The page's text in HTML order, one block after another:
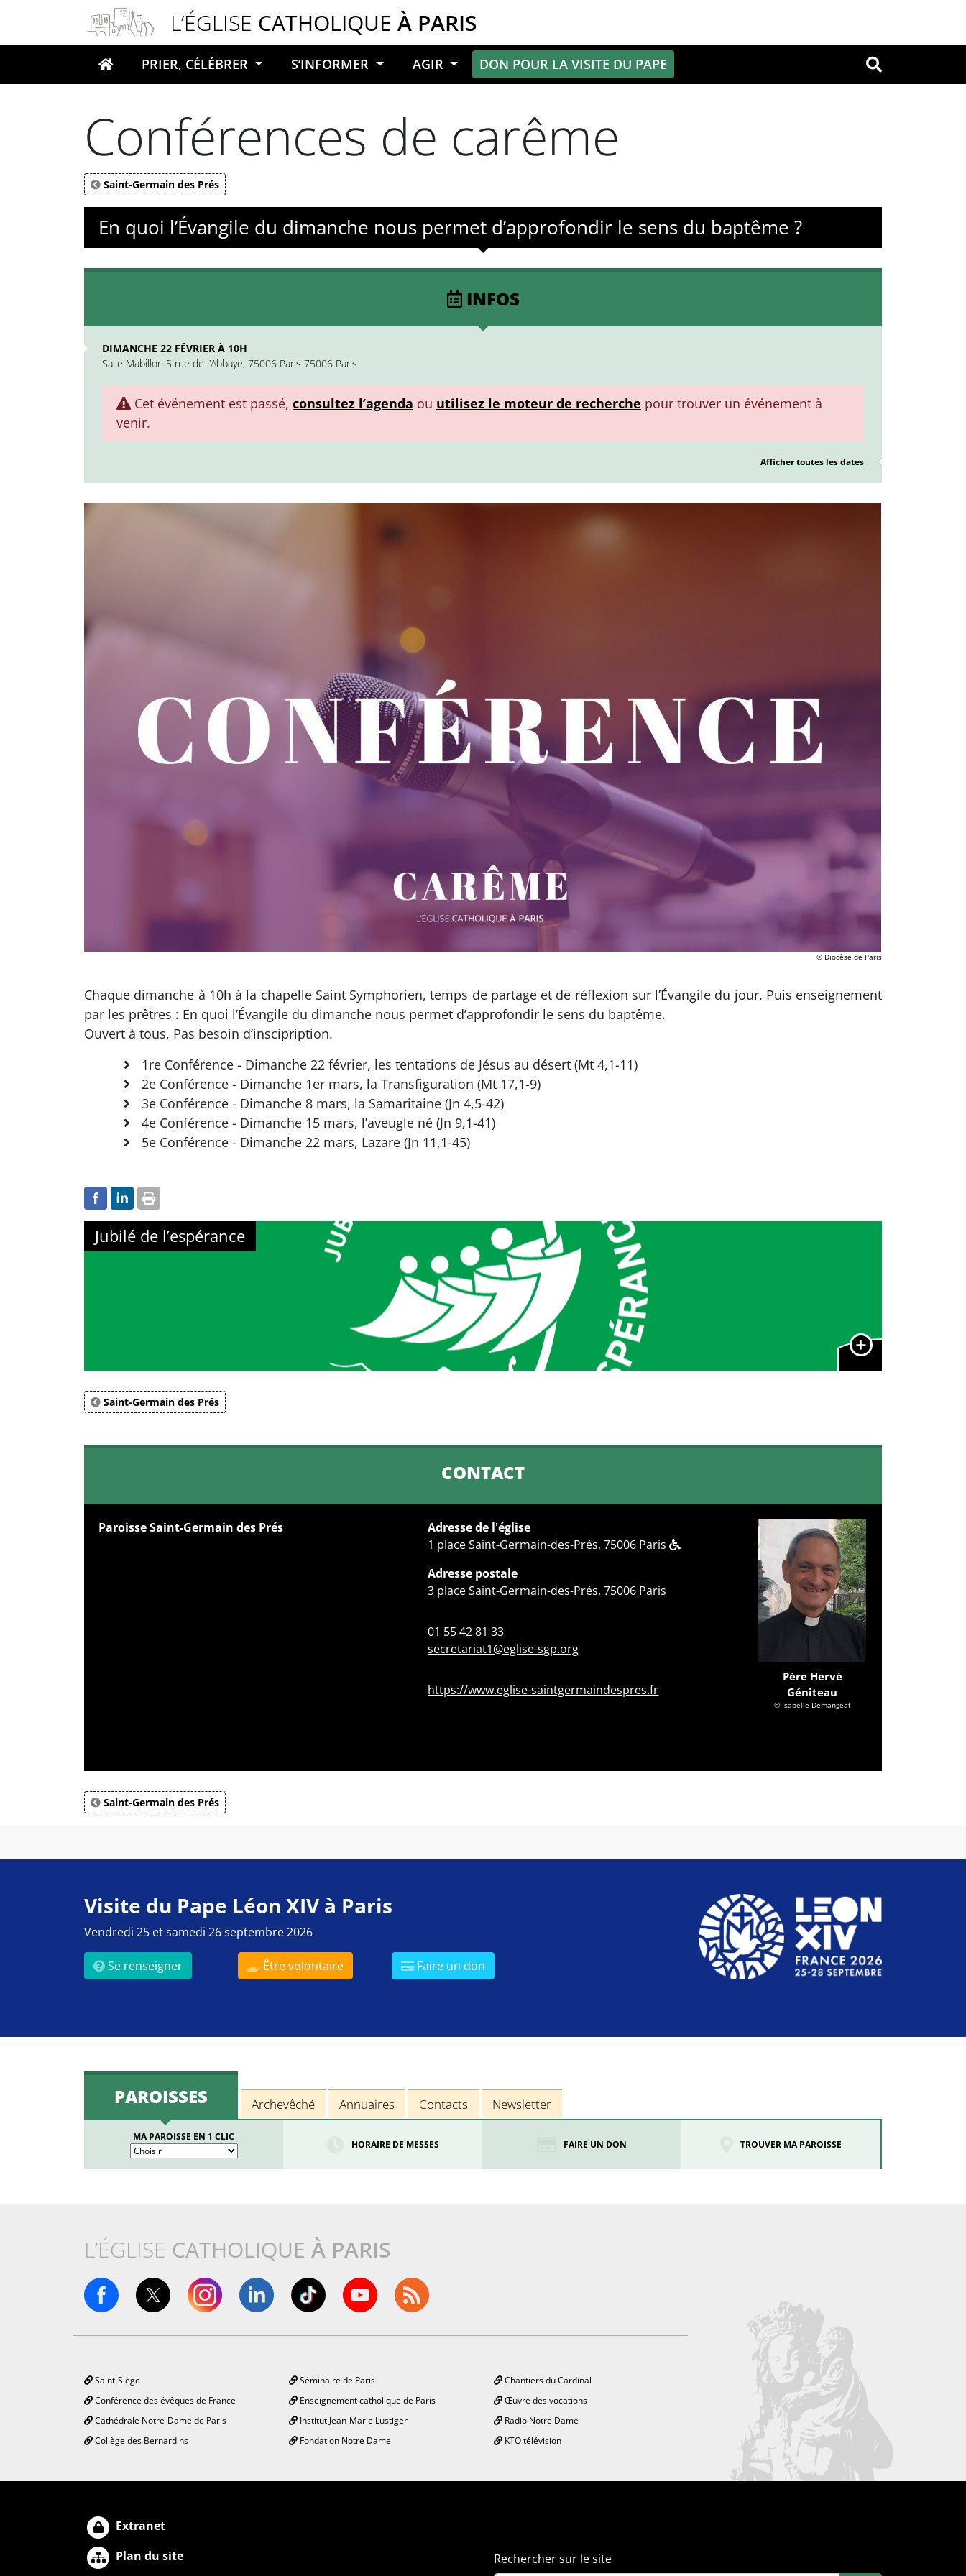
L’ÉGLISE CATHOLIQUE À PARIS
Votre recherche OK
PRIER, CÉLÉBRER S’INFORMER AGIR DON POUR LA VISITE DU PAPE
Conférences de carême
Saint-Germain des Prés
En quoi l’Évangile du dimanche nous permet d’approfondir le sens du baptême ?
INFOS
DIMANCHE 22 FÉVRIER À 10H
Salle Mabillon 5 rue de l’Abbaye, 75006 Paris 75006 Paris
Cet événement est passé, consultez l’agenda ou utilisez le moteur de recherche pour trouver un événement à
venir.
Afficher toutes les dates
© Diocèse de Paris
Chaque dimanche à 10h à la chapelle Saint Symphorien, temps de partage et de réflexion sur l’Évangile du jour. Puis enseignement
par les prêtres : En quoi l’Évangile du dimanche nous permet d’approfondir le sens du baptême.
Ouvert à tous, Pas besoin d’inscipription.
1re Conférence - Dimanche 22 février, les tentations de Jésus au désert (Mt 4,1-11)
2e Conférence - Dimanche 1er mars, la Transfiguration (Mt 17,1-9)
3e Conférence - Dimanche 8 mars, la Samaritaine (Jn 4,5-42)
4e Conférence - Dimanche 15 mars, l’aveugle né (Jn 9,1-41)
5e Conférence - Dimanche 22 mars, Lazare (Jn 11,1-45)
Jubilé de l’espérance
Saint-Germain des Prés
CONTACT
Paroisse Saint-Germain des Prés
Adresse de l'église
1 place Saint-Germain-des-Prés, 75006 Paris
Adresse postale
3 place Saint-Germain-des-Prés, 75006 Paris
01 55 42 81 33
secretariat1@eglise-sgp.org
https://www.eglise-saintgermaindespres.fr
Père Hervé
Géniteau
© Isabelle Demangeat
Saint-Germain des Prés
Visite du Pape Léon XIV à Paris
Vendredi 25 et samedi 26 septembre 2026
Se renseigner Être volontaire Faire un don
PAROISSES Archevêché Annuaires Contacts Newsletter
MA PAROISSE EN 1 CLIC
HORAIRE DE MESSES FAIRE UN DON TROUVER MA PAROISSE
L’ÉGLISE CATHOLIQUE À PARIS
Saint-Siège
Conférence des évêques de France
Cathédrale Notre-Dame de Paris
Collège des Bernardins
Séminaire de Paris
Enseignement catholique de Paris
Institut Jean-Marie Lustiger
Fondation Notre Dame
Chantiers du Cardinal
Œuvre des vocations
Radio Notre Dame
KTO télévision
Extranet
Plan du site
Rechercher sur le site
Panneau de gestion des cookies